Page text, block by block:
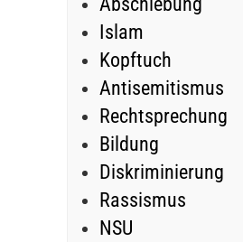
Islam
Kopftuch
Antisemitismus
Rechtsprechung
Bildung
Diskriminierung
Rassismus
NSU